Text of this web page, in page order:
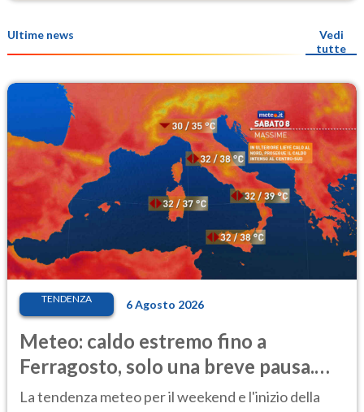
Ultime news
Vedi
tutte
TENDENZA 6 Agosto 2026
Meteo: caldo estremo fino a
Ferragosto, solo una breve pausa.
Ecco dove
La tendenza meteo per il weekend e l'inizio della